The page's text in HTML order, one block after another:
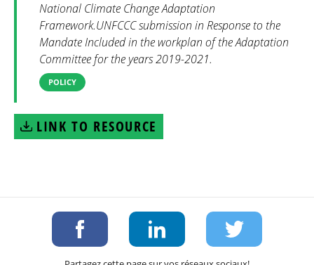
National Climate Change Adaptation
Framework.UNFCCC submission in Response to the
Mandate Included in the workplan of the Adaptation
Committee for the years 2019-2021.
POLICY
LINK TO RESOURCE